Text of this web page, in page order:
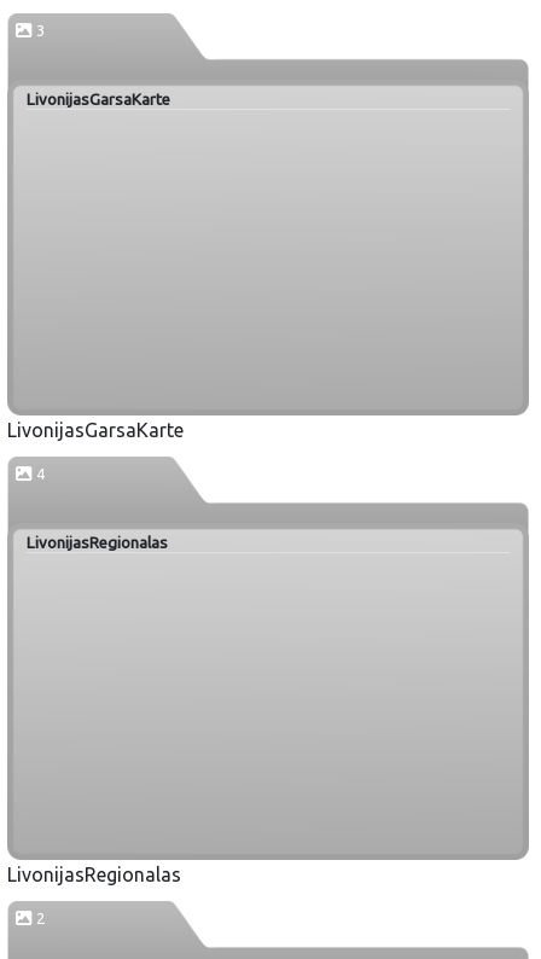
3
LivonijasGarsaKarte
LivonijasGarsaKarte
4
LivonijasRegionalas
LivonijasRegionalas
2